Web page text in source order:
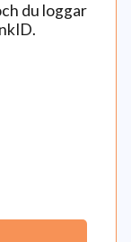
du loggar